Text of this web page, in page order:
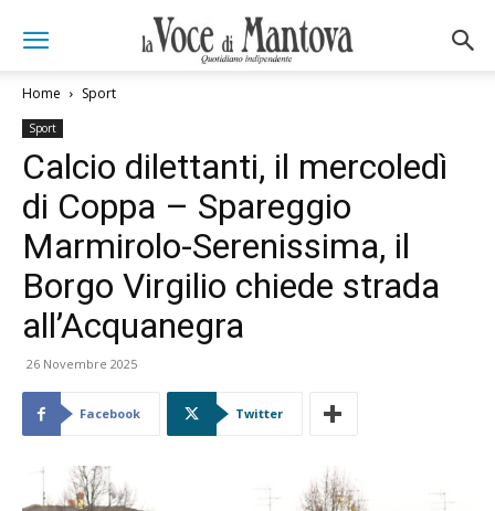
Home Sport
Sport
Calcio dilettanti, il mercoledì
di Coppa – Spareggio
Marmirolo-Serenissima, il
Borgo Virgilio chiede strada
all’Acquanegra
26 Novembre 2025
Facebook Twitter